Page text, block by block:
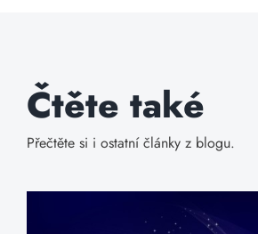
Čtěte také
Přečtěte si i ostatní články z blogu.